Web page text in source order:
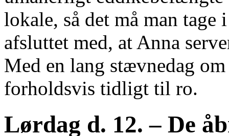
lokale, så det må man tage
afsluttet med, at Anna
Med en lang stævnedag
forholdsvis tidligt til ro.
Lørdag d. 12. – De